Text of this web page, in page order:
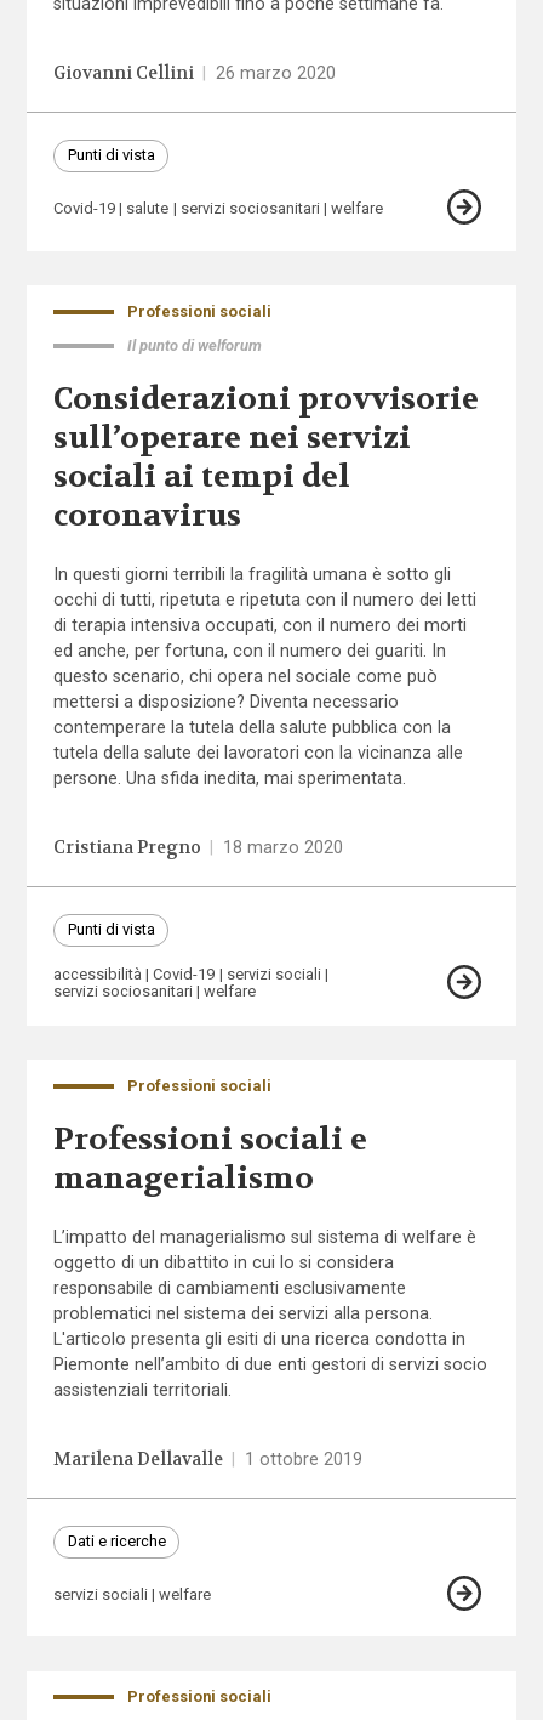
Giovanni Cellini | 26 marzo 2020
Punti di vista
Covid-19 salute servizi sociosanitari welfare
Professioni sociali
Il punto di welforum
Considerazioni provvisorie
sull’operare nei servizi
sociali ai tempi del
coronavirus
In questi giorni terribili la fragilità umana è sotto gli
occhi di tutti, ripetuta e ripetuta con il numero dei letti
di terapia intensiva occupati, con il numero dei morti
ed anche, per fortuna, con il numero dei guariti. In
questo scenario, chi opera nel sociale come può
mettersi a disposizione? Diventa necessario
contemperare la tutela della salute pubblica con la
tutela della salute dei lavoratori con la vicinanza alle
persone. Una sfida inedita, mai sperimentata.
Cristiana Pregno 18 marzo 2020
Punti di vista
accessibilità Covid-19
servizi sociali
servizi sociosanitari
welfare
Professioni sociali
Professioni sociali e
managerialismo
L’impatto del managerialismo sul sistema di welfare è
oggetto di un dibattito in cui lo si considera
responsabile di cambiamenti esclusivamente
problematici nel sistema dei servizi alla persona.
L'articolo presenta gli esiti di una ricerca condotta in
Piemonte nell’ambito di due enti gestori di servizi socio
assistenziali territoriali.
Marilena Dellavalle | 1 ottobre 2019
Dati e ricerche
servizi sociali welfare
Professioni sociali